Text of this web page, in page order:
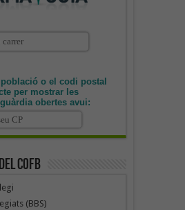
o el codi postal
per mostrar les
obertes avui:
COFB
(BBS)